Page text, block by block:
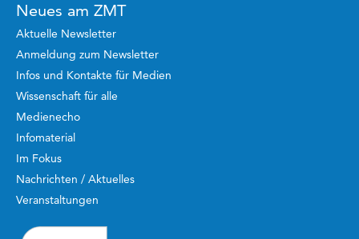
Neues am ZMT
Aktuelle Newsletter
Anmeldung zum Newsletter
Infos und Kontakte für Medien
Wissenschaft für alle
Medienecho
Infomaterial
Im Fokus
Nachrichten / Aktuelles
Veranstaltungen